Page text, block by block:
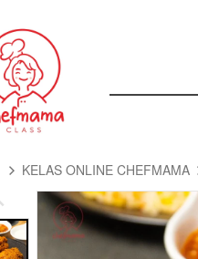
KELAS ONLINE CHEFMAMA